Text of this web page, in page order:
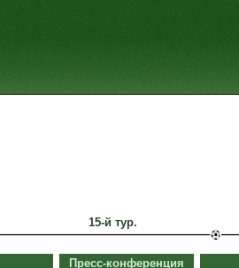
15-й тур.
Пресс-конференция